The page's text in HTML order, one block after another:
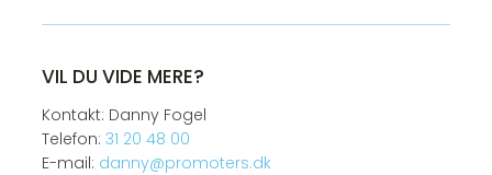
VIL DU VIDE MERE?
Kontakt: Danny Fogel
Telefon: 31 20 48 00
E-mail: danny@promoters.dk